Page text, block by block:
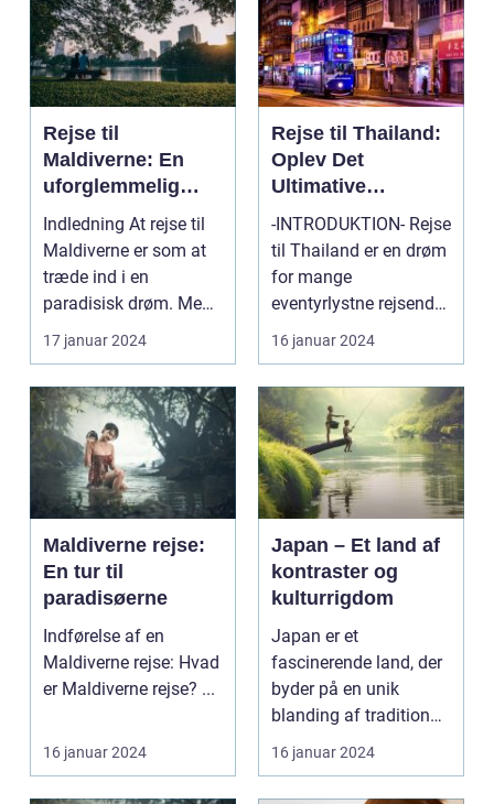
Rejse til
Maldiverne: En
uforglemmelig
oplevelse
Indledning At rejse til
Maldiverne er som at
træde ind i en
paradisisk drøm. Med
sine hvidsandstran...
17 januar 2024
Rejse til Thailand:
Oplev Det
Ultimative
Eventyrland i
Asien
-INTRODUKTION- Rejse
til Thailand er en drøm
for mange
eventyrlystne rejsende,
der længes efter at o...
16 januar 2024
Maldiverne rejse:
En tur til
paradisøerne
Indførelse af en
Maldiverne rejse: Hvad
er Maldiverne rejse? ...
16 januar 2024
Japan – Et land af
kontraster og
kulturrigdom
Japan er et
fascinerende land, der
byder på en unik
blanding af tradition
og modernitet. Fra de
fred...
16 januar 2024